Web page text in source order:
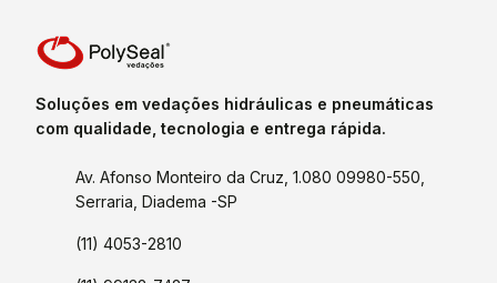
Soluções em vedações hidráulicas e pneumáticas
com qualidade, tecnologia e entrega rápida.
Av. Afonso Monteiro da Cruz, 1.080 09980-550,
Serraria, Diadema -SP
(11) 4053-2810